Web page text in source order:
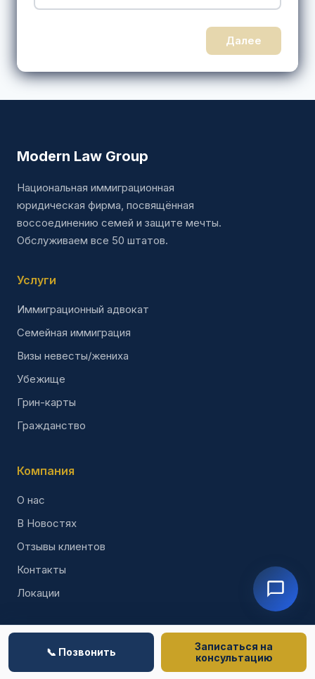
Далее
Modern Law Group
Национальная иммиграционная
юридическая фирма, посвящённая
воссоединению семей и защите мечты.
Обслуживаем все 50 штатов.
Услуги
Иммиграционный адвокат
Семейная иммиграция
Визы невесты/жениха
Убежище
Грин-карты
Гражданство
Компания
О нас
В Новостях
Отзывы клиентов
Контакты
Локации
📞 Позвонить
Записаться на
консультацию